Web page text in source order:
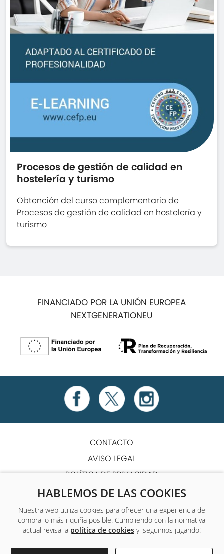
HABLEMOS DE LAS COOKIES
Nuestra web utiliza cookies para ofrecer una experiencia de
compra lo más riquiña posible. Cumpliendo con la normativa
actual revisa la política de cookiesy ¡seguimos jugando!
Procesos de gestión de calidad en
hostelería y turismo
Obtención del curso complementario de
Procesos de gestión de calidad en hostelería y
turismo
FINANCIADO POR LA UNIÓN EUROPEA
NEXTGENERATIONEU
CONTACTO
AVISO LEGAL
POLÍTICA DE PRIVACIDAD
POLÍTICA DE COOKIES
TÉRMINOS Y CONDICIONES
ACCESIBILIDAD